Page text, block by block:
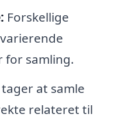
Forskellige
samling.
at samle
relateret til